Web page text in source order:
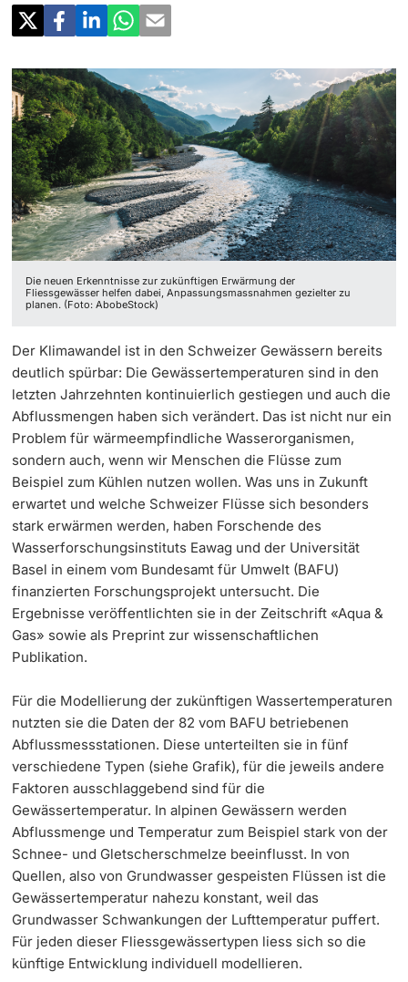
weitere Informationen
Dozierende
weitere Informationen
UNI NOVA
Service für Medien
‡ ‡ ‡ ‡ ‡ ‡ ‡ ‡ ‡ ‡ ‡ ‡ ‡ ‡ ‡ ‡ ‡ ‡ ‡ ‡ ‡ ‡ ‡ ‡ ‡ ‡ ‡ ‡ ‡ ‡ ‡ ‡
Podcasts
‡ ‡ ‡ ‡ ‡ ‡ ‡ ‡ ‡ ‡ ‡ ‡
Ukraine
Die neuen Erkenntnisse zur zukünftigen Erwärmung der
Fliessgewässer helfen dabei, Anpassungsmassnahmen gezielter zu
planen. (Foto: AbobeStock)
Der Klimawandel ist in den Schweizer Gewässern bereits
deutlich spürbar: Die Gewässertemperaturen sind in den
letzten Jahrzehnten kontinuierlich gestiegen und auch die
Abflussmengen haben sich verändert. Das ist nicht nur ein
Problem für wärmeempfindliche Wasserorganismen,
sondern auch, wenn wir Menschen die Flüsse zum
Beispiel zum Kühlen nutzen wollen. Was uns in Zukunft
erwartet und welche Schweizer Flüsse sich besonders
stark erwärmen werden, haben Forschende des
Wasserforschungsinstituts Eawag und der Universität
Basel in einem vom Bundesamt für Umwelt (BAFU)
finanzierten Forschungsprojekt untersucht. Die
Ergebnisse veröffentlichten sie in der Zeitschrift «Aqua &
Gas» sowie als Preprint zur wissenschaftlichen
Publikation.
Für die Modellierung der zukünftigen Wassertemperaturen
nutzten sie die Daten der 82 vom BAFU betriebenen
Abflussmessstationen. Diese unterteilten sie in fünf
verschiedene Typen (siehe Grafik), für die jeweils andere
Faktoren ausschlaggebend sind für die
Gewässertemperatur. In alpinen Gewässern werden
Abflussmenge und Temperatur zum Beispiel stark von der
Schnee- und Gletscherschmelze beeinflusst. In von
Quellen, also von Grundwasser gespeisten Flüssen ist die
Gewässertemperatur nahezu konstant, weil das
Grundwasser Schwankungen der Lufttemperatur puffert.
Für jeden dieser Fliessgewässertypen liess sich so die
künftige Entwicklung individuell modellieren.